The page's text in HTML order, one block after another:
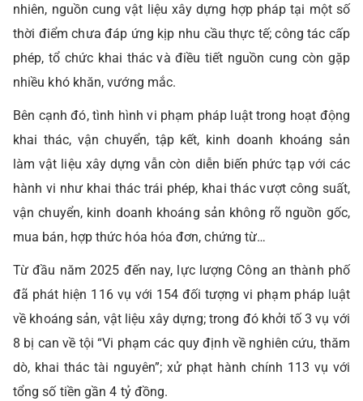
nhiên, nguồn cung vật liệu xây dựng hợp pháp tại một số
thời điểm chưa đáp ứng kịp nhu cầu thực tế; công tác cấp
phép, tổ chức khai thác và điều tiết nguồn cung còn gặp
nhiều khó khăn, vướng mắc.
Bên cạnh đó, tình hình vi phạm pháp luật trong hoạt động
khai thác, vận chuyển, tập kết, kinh doanh khoáng sản
làm vật liệu xây dựng vẫn còn diễn biến phức tạp với các
hành vi như khai thác trái phép, khai thác vượt công suất,
vận chuyển, kinh doanh khoáng sản không rõ nguồn gốc,
mua bán, hợp thức hóa hóa đơn, chứng từ…
Từ đầu năm 2025 đến nay, lực lượng Công an thành phố
đã phát hiện 116 vụ với 154 đối tượng vi phạm pháp luật
về khoáng sản, vật liệu xây dựng; trong đó khởi tố 3 vụ với
8 bị can về tội “Vi phạm các quy định về nghiên cứu, thăm
dò, khai thác tài nguyên”; xử phạt hành chính 113 vụ với
tổng số tiền gần 4 tỷ đồng.